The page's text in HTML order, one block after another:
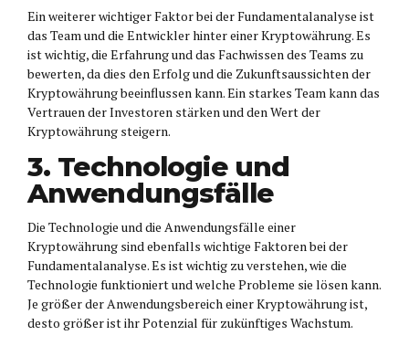
Ein weiterer wichtiger Faktor bei der Fundamentalanalyse ist
das Team und die Entwickler hinter einer Kryptowährung. Es
ist wichtig, die Erfahrung und das Fachwissen des Teams zu
bewerten, da dies den Erfolg und die Zukunftsaussichten der
Kryptowährung beeinflussen kann. Ein starkes Team kann das
Vertrauen der Investoren stärken und den Wert der
Kryptowährung steigern.
3. Technologie und
Anwendungsfälle
Die Technologie und die Anwendungsfälle einer
Kryptowährung sind ebenfalls wichtige Faktoren bei der
Fundamentalanalyse. Es ist wichtig zu verstehen, wie die
Technologie funktioniert und welche Probleme sie lösen kann.
Je größer der Anwendungsbereich einer Kryptowährung ist,
desto größer ist ihr Potenzial für zukünftiges Wachstum.